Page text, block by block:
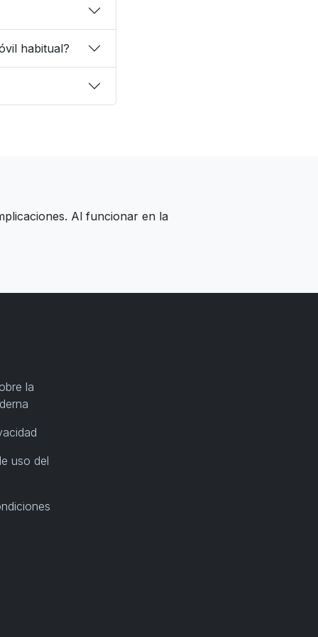
habitual?
Al funcionar en la
la
uso del